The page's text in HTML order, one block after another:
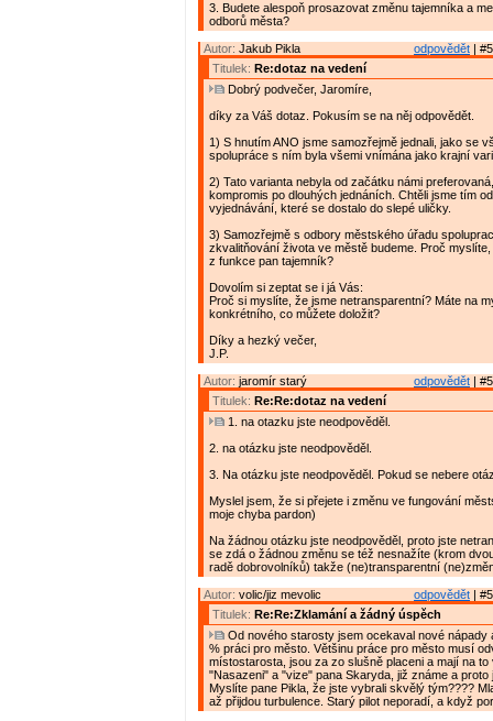
3. Budete alespoň prosazovat změnu tajemníka a
odborů města?
odpovědět |
Autor: Jakub Pikla
Titulek: Re:dotaz na vedení
Dobrý podvečer, Jaromíre,
díky za Váš dotaz. Pokusím se na něj odpovědět.
1) S hnutím ANO jsme samozřejmě jednali, jako se
spolupráce s ním byla všemi vnímána jako krajní
2) Tato varianta nebyla od začátku námi
kompromis po dlouhých jednáních. Chtěli jsme tím
vyjednávání, které se dostalo do slepé uličky.
3) Samozřejmě s odbory městského úřadu
zkvalitňování života ve městě budeme. Proč
z funkce pan tajemník?
Dovolím si zeptat se i já Vás:
Proč si myslíte, že jsme netransparentní? Máte na
konkrétního, co můžete doložit?
Díky a hezký večer,
J.P.
odpovědět |
Autor: jaromír starý
Titulek: Re:Re:dotaz na vedení
1. na otazku jste neodpověděl.
2. na otázku jste neodpověděl.
3. Na otázku jste neodpověděl. Pokud se nebere
Myslel jsem, že si přejete i změnu ve fungování
moje chyba pardon)
Na žádnou otázku jste neodpověděl, proto jste
se zdá o žádnou změnu se též nesnažíte (krom
radě dobrovolníků) takže (ne)transparentní
odpovědět |
Autor: volic/jiz mevolic
Titulek: Re:Re:Zklamání a žádný úspěch
Od nového starosty jsem ocekaval nové nápady
% práci pro město. Většinu práce pro město musí
místostarosta, jsou za zo slušně placeni a mají na
"Nasazeni" a "vize" pana Skaryda, již známe a proto
Myslíte pane Pikla, že jste vybrali skvělý tým????
až přijdou turbulence. Starý pilot neporadí, a když